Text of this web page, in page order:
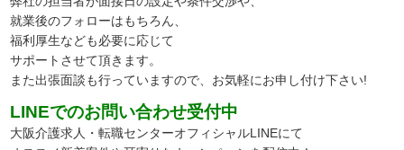
就業後のフォローはもちろん、
福利厚生なども必要に応じて
サポートさせて頂きます。
また出張面談も行っていますので、 お気軽にお申し付け下さい!
LINEでのお問い合わせ受付中
大阪介護求人・転職センターオフィシャルLINEにて